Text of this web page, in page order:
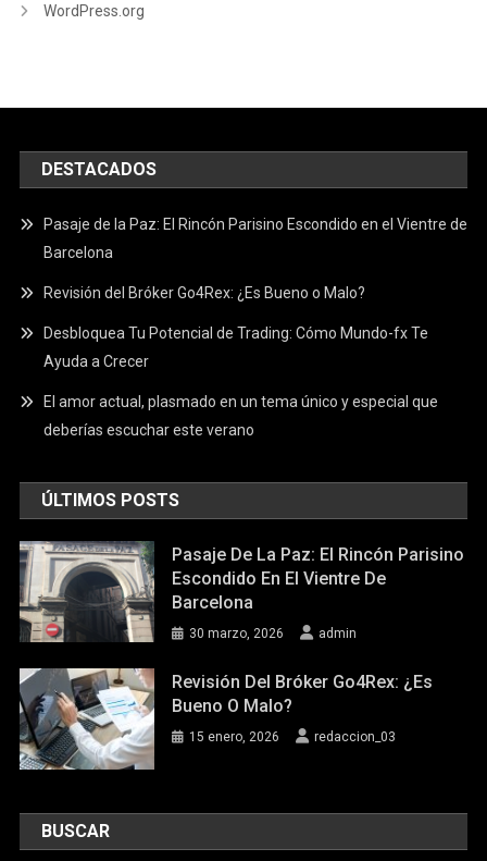
WordPress.org
DESTACADOS
Pasaje de la Paz: El Rincón Parisino Escondido en el Vientre de
Barcelona
Revisión del Bróker Go4Rex: ¿Es Bueno o Malo?
Desbloquea Tu Potencial de Trading: Cómo Mundo-fx Te
Ayuda a Crecer
El amor actual, plasmado en un tema único y especial que
deberías escuchar este verano
ÚLTIMOS POSTS
Pasaje De La Paz: El Rincón Parisino
Escondido En El Vientre De
Barcelona
30 marzo, 2026 admin
Revisión Del Bróker Go4Rex: ¿Es
Bueno O Malo?
15 enero, 2026 redaccion_03
BUSCAR